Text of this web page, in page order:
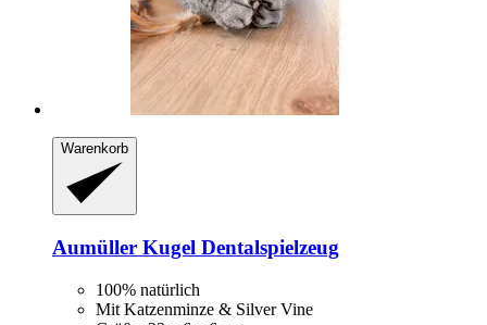
Warenkorb
Aumüller Kugel Dentalspielzeug
100% natürlich
Mit Katzenminze & Silver Vine